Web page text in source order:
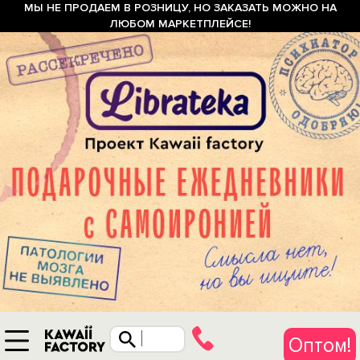
МЫ НЕ ПРОДАЕМ В РОЗНИЦУ, НО ЗАКАЗАТЬ МОЖНО НА
ЛЮБОМ МАРКЕТПЛЕЙСЕ!
Оптом!